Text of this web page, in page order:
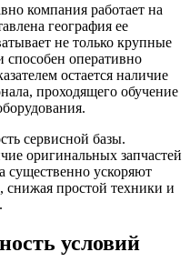
компания работает на
география ее
не только крупные
способен оперативно
остается наличие
проходящего обучение
сервисной базы.
оригинальных запчастей
существенно ускоряют
снижая простой техники и
условий